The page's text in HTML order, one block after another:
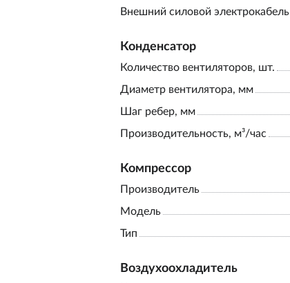
Внешний силовой электрокабель
Конденсатор
Количество вентиляторов, шт.
Диаметр вентилятора, мм
Шаг ребер, мм
Производительность, м³/час
Компрессор
Производитель
Модель
Тип
Воздухоохладитель